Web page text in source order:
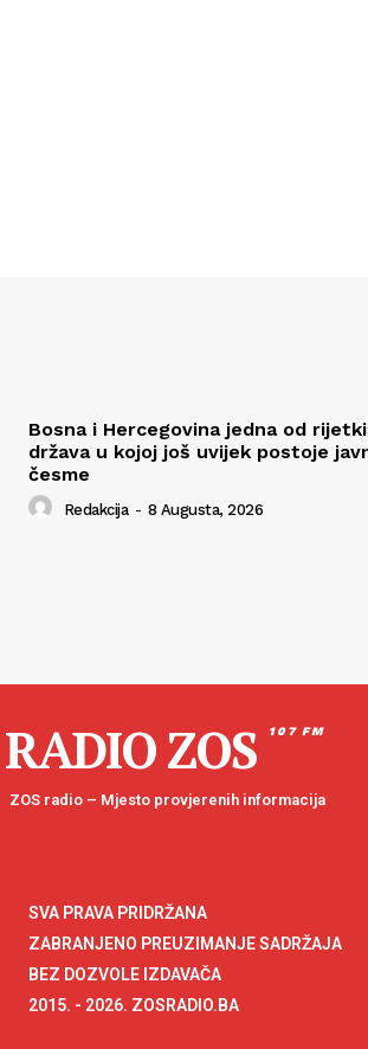
Bosna i Hercegovina jedna od
država u kojoj još uvijek postoje
česme
Redakcija - 8 Augusta, 2026
RADIO ZOS 107 FM
ZOS radio – Mjesto provjerenih informacija
SVA PRAVA PRIDRŽANA
ZABRANJENO PREUZIMANJE SADRŽAJA
BEZ DOZVOLE IZDAVAČA
2015. - 2026. ZOSRADIO.BA